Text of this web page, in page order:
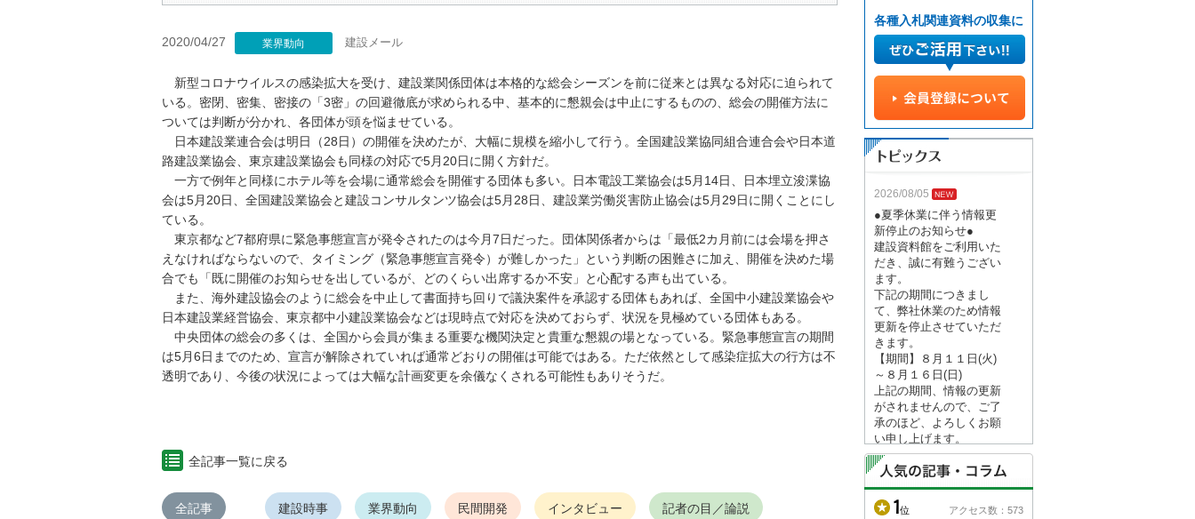
2020/04/27 業界動向 建設メール
新型コロナウイルスの感染拡大を受け、建設業関係団体は本格的な総会シーズンを前に従来とは異なる対応に迫られて
いる。密閉、密集、密接の「3密」の回避徹底が求められる中、基本的に懇親会は中止にするものの、総会の開催方法に
ついては判断が分かれ、各団体が頭を悩ませている。
日本建設業連合会は明日（28日）の開催を決めたが、大幅に規模を縮小して行う。全国建設業協同組合連合会や日本道
路建設業協会、東京建設業協会も同様の対応で5月20日に開く方針だ。
一方で例年と同様にホテル等を会場に通常総会を開催する団体も多い。日本電設工業協会は5月14日、日本埋立浚渫協
会は5月20日、全国建設業協会と建設コンサルタンツ協会は5月28日、建設業労働災害防止協会は5月29日に開くことにし
ている。
東京都など7都府県に緊急事態宣言が発令されたのは今月7日だった。団体関係者からは「最低2カ月前には会場を押さ
えなければならないので、タイミング（緊急事態宣言発令）が難しかった」という判断の困難さに加え、開催を決めた場
合でも「既に開催のお知らせを出しているが、どのくらい出席するか不安」と心配する声も出ている。
また、海外建設協会のように総会を中止して書面持ち回りで議決案件を承認する団体もあれば、全国中小建設業協会や
日本建設業経営協会、東京都中小建設業協会などは現時点で対応を決めておらず、状況を見極めている団体もある。
中央団体の総会の多くは、全国から会員が集まる重要な機関決定と貴重な懇親の場となっている。緊急事態宣言の期間
は5月6日までのため、宣言が解除されていれば通常どおりの開催は可能ではある。ただ依然として感染症拡大の行方は不
透明であり、今後の状況によっては大幅な計画変更を余儀なくされる可能性もありそうだ。
全記事一覧に戻る
全記事 建設時事 業界動向 民間開発 インタビュー 記者の目／論説
各種入札関連資料の収集に
2026/08/05
●夏季休業に伴う情報更
新停止のお知らせ●
建設資料館をご利用いた
だき、誠に有難うござい
ます。
下記の期間につきまし
て、弊社休業のため情報
更新を停止させていただ
きます。
【期間】８月１１日(火)
～８月１６日(日)
上記の期間、情報の更新
がされませんので、ご了
承のほど、よろしくお願
い申し上げます。
なお、情報は８月１７日
(月)より登録されます。
2026/04/23
1位 アクセス数：573